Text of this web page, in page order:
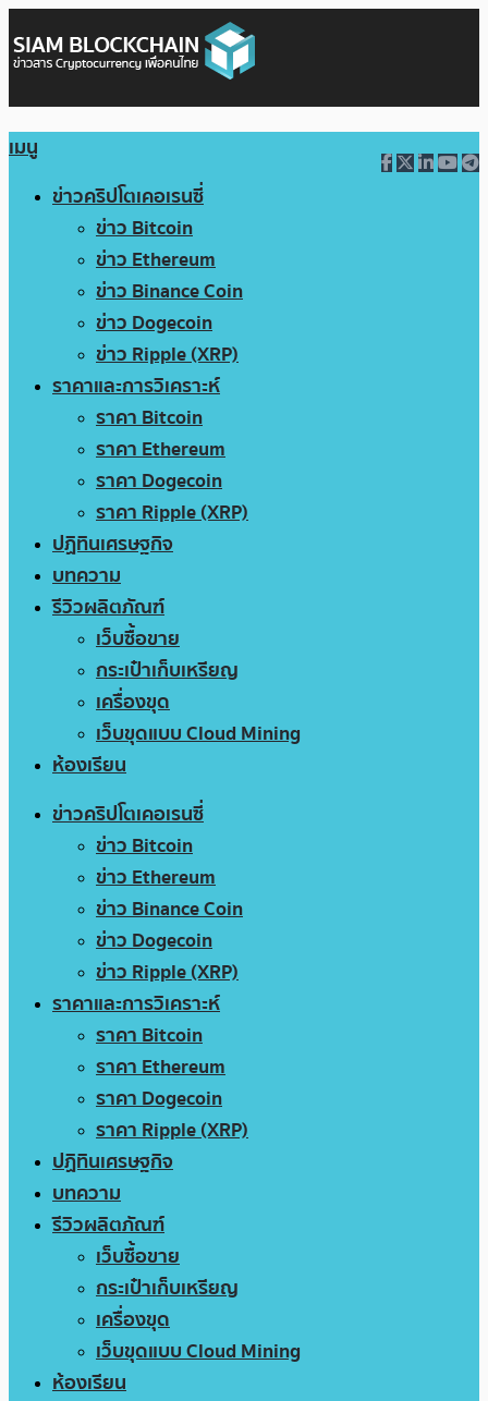
เมนู
ข่าวคริปโตเคอเรนซี่
ข่าว Bitcoin
ข่าว Ethereum
ข่าว Binance Coin
ข่าว Dogecoin
ข่าว Ripple (XRP)
ราคาและการวิเคราะห์
ราคา Bitcoin
ราคา Ethereum
ราคา Dogecoin
ราคา Ripple (XRP)
ปฏิทินเศรษฐกิจ
บทความ
รีวิวผลิตภัณฑ์
เว็บซื้อขาย
กระเป๋าเก็บเหรียญ
เครื่องขุด
เว็บขุดแบบ Cloud Mining
ห้องเรียน
ข่าวคริปโตเคอเรนซี่
ข่าว Bitcoin
ข่าว Ethereum
ข่าว Binance Coin
ข่าว Dogecoin
ข่าว Ripple (XRP)
ราคาและการวิเคราะห์
ราคา Bitcoin
ราคา Ethereum
ราคา Dogecoin
ราคา Ripple (XRP)
ปฏิทินเศรษฐกิจ
บทความ
รีวิวผลิตภัณฑ์
เว็บซื้อขาย
กระเป๋าเก็บเหรียญ
เครื่องขุด
เว็บขุดแบบ Cloud Mining
ห้องเรียน